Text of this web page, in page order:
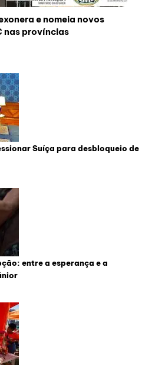
e nomeia novos
nas províncias
Suíça para desbloqueio de
entre a esperança e a